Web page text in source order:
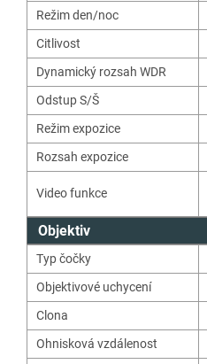
Režim den/noc
Citlivost
Dynamický rozsah WDR
Odstup S/Š
Režim expozice
Rozsah expozice
Video funkce
Objektiv
Typ čočky
Objektivové uchycení
Clona
Ohnisková vzdálenost